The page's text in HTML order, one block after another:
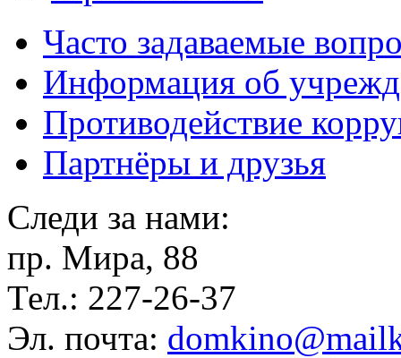
Часто задаваемые
Информация об
Противодействие
Партнёры и друзья
Следи за нами:
пр. Мира, 88
Тел.: 227-26-37
Эл. почта: